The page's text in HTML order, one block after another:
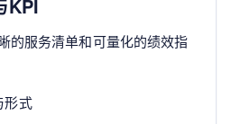
KPI
的服务清单和可量化的绩效指
形式